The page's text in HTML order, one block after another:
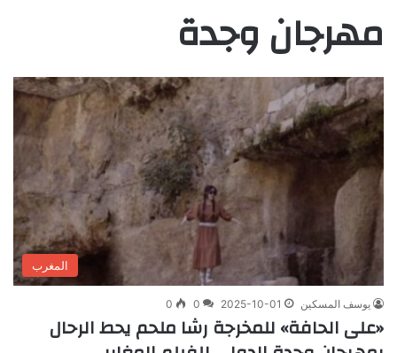
مهرجان وجدة
المغرب
يوسف المسكين 2025-10-01
0
0
«على الحافة» للمخرجة رشا ملحم يحط الرحال